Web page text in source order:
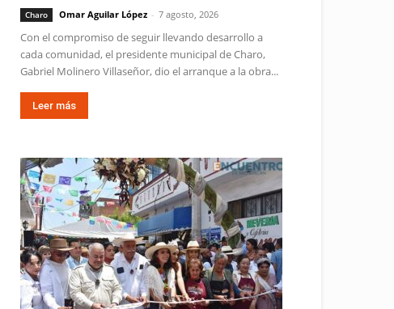
Charo Omar Aguilar López - 7 agosto, 2026
Con el compromiso de seguir llevando desarrollo a
cada comunidad, el presidente municipal de Charo,
Gabriel Molinero Villaseñor, dio el arranque a la obra...
Leer más